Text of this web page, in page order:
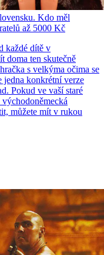
Kdo měl
až 5000 Kč
každé dítě v
doma ten skutečně
s velkýma očima se
jedna konkrétní verze
Pokud ve vaší staré
můžete mít v rukou